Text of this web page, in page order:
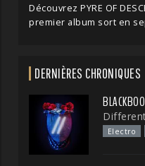
Découvrez PYRE OF
premier album sort en
DERNIÈRES CHRONIQUES
Electro